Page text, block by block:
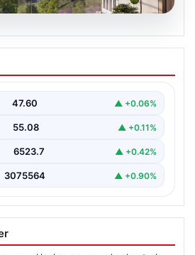
ilk! Emlak Konut
vizyonuyla kendi
47.60 ▲ +0.06%
55.08 ▲ +0.11%
6523.7 ▲ +0.42%
3075564 ▲ +0.90%